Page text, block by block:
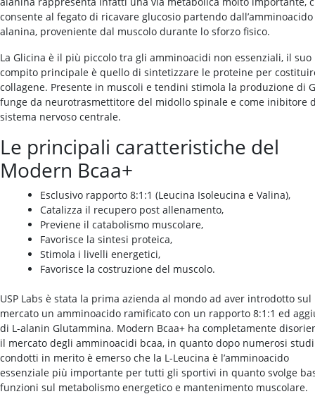
consente al fegato di ricavare glucosio partendo dall’amminoacido
alanina, proveniente dal muscolo durante lo sforzo fisico.
La Glicina è il più piccolo tra gli amminoacidi non essenziali, il suo
compito principale è quello di sintetizzare le proteine per
collagene. Presente in muscoli e tendini stimola la produzione di
funge da neurotrasmettitore del midollo spinale e come inibitore
sistema nervoso centrale.
Le principali caratteristiche del
Modern Bcaa+
Esclusivo rapporto 8:1:1 (Leucina Isoleucina e Valina),
Catalizza il recupero post allenamento,
Previene il catabolismo muscolare,
Favorisce la sintesi proteica,
Stimola i livelli energetici,
Favorisce la costruzione del muscolo.
USP Labs è stata la prima azienda al mondo ad aver introdotto sul
mercato un amminoacido ramificato con un rapporto 8:1:1 ed
di L-alanin Glutammina. Modern Bcaa+ ha completamente
il mercato degli amminoacidi bcaa, in quanto dopo numerosi studi
condotti in merito è emerso che la L-Leucina è l’amminoacido
essenziale più importante per tutti gli sportivi in quanto svolge
funzioni sul metabolismo energetico e mantenimento muscolare.